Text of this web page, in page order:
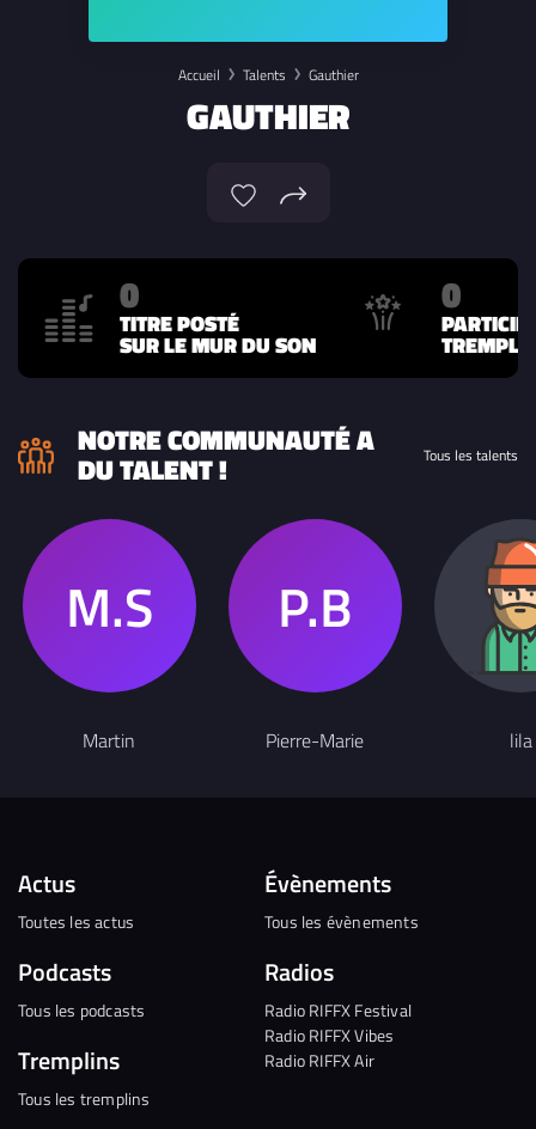
Accueil Talents Gauthier
GAUTHIER
0
TITRE POSTÉ
SUR LE MUR DU SON
0
NOTRE COMMUNAUTÉ A
DU TALENT ! Tous les talents
Martin Pierre-Marie lila
Actus
Toutes les actus
Podcasts
Tous les podcasts
Tremplins
Tous les tremplins
Évènements
Tous les évènements
Radios
Radio RIFFX Festival
Radio RIFFX Vibes
Radio RIFFX Air